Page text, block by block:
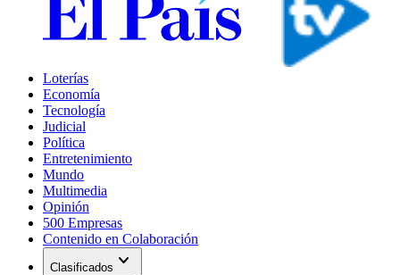
Loterías
Economía
Tecnología
Judicial
Política
Entretenimiento
Mundo
Multimedia
Opinión
500 Empresas
Contenido en Colaboración
Clasificados expand_more